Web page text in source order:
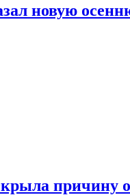
новую
причину